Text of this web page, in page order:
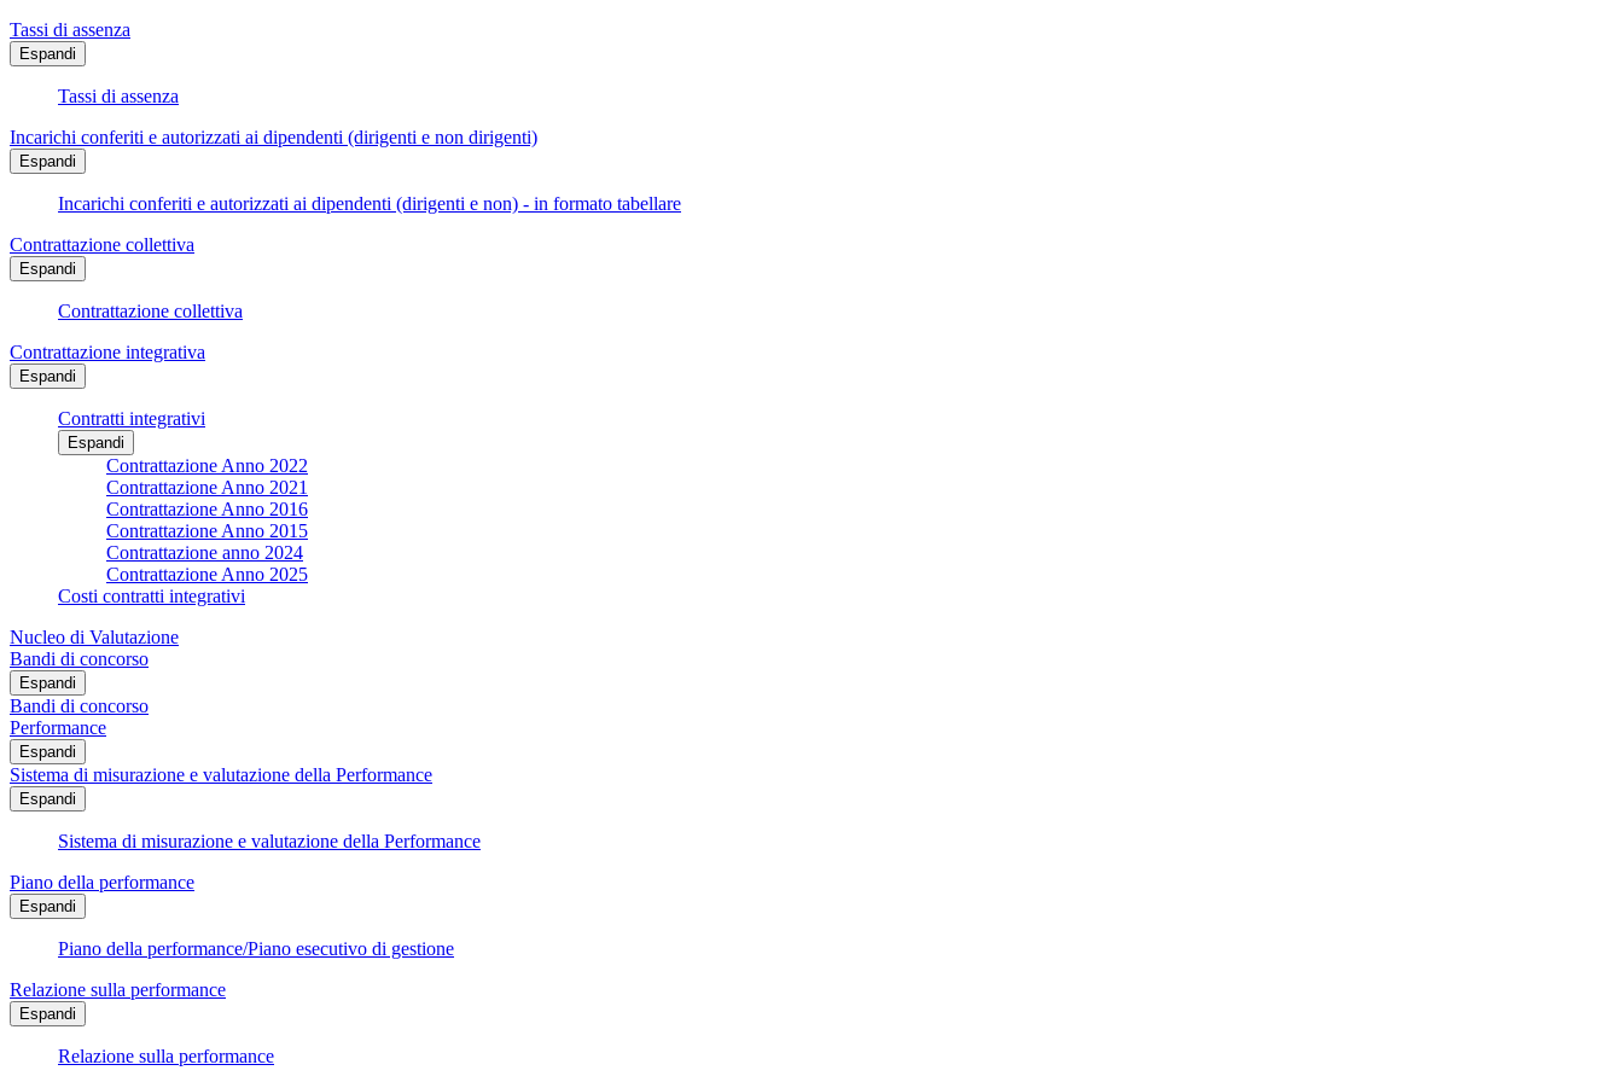
Tassi di assenza
Espandi
Tassi di assenza
Incarichi conferiti e autorizzati ai dipendenti (dirigenti e non dirigenti)
Espandi
Incarichi conferiti e autorizzati ai dipendenti (dirigenti e non) - in formato tabellare
Contrattazione collettiva
Espandi
Contrattazione collettiva
Contrattazione integrativa
Espandi
Contratti integrativi
Espandi
Contrattazione Anno 2022
Contrattazione Anno 2021
Contrattazione Anno 2016
Contrattazione Anno 2015
Contrattazione anno 2024
Contrattazione Anno 2025
Costi contratti integrativi
Nucleo di Valutazione
Bandi di concorso
Espandi
Bandi di concorso
Performance
Espandi
Sistema di misurazione e valutazione della Performance
Espandi
Sistema di misurazione e valutazione della Performance
Piano della performance
Espandi
Piano della performance/Piano esecutivo di gestione
Relazione sulla performance
Espandi
Relazione sulla performance